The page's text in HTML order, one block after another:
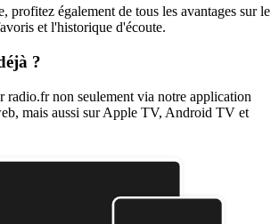
profitez également de tous les avantages sur le
et l'historique d'écoute.
?
radio.fr non seulement via notre application
mais aussi sur Apple TV, Android TV et